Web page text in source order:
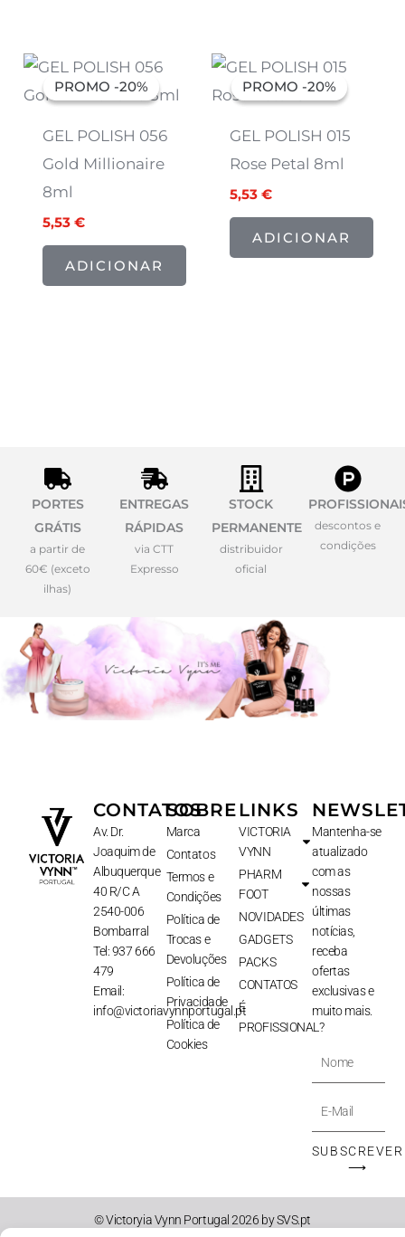
PROMO -20%
PROMO -20%
GEL POLISH 056
Gold Millionaire
8ml
O
preço
original
6,91 €.
5,53 €
O
preço
atual
5,53 €.
ADICIONAR
PROMO -20%
PROMO -20%
GEL POLISH 015
Rose Petal 8ml
O
preço
original
6,91 €.
5,53€
O
preço
atual
5,53 €.
ADICIONAR
PORTES
GRÁTIS
a partir de
60€ (exceto
ilhas)
ENTREGAS
RÁPIDAS
via CTT
Expresso
STOCK
PERMANENTE
distribuidor
oficial
descontos e
condições
CONTATOS
Av. Dr.
Joaquim de
Albuquerque
40 R/C A
2540-006
Bombarral
Tel: 937 666
479
Email:
info@victoriavynnportugal.pt
SOBRE
Marca
Contatos
Termos e
Condições
Política de
Trocas e
Devoluções
Política de
Privacidade
Política de
Cookies
LINKS
VICTORIA
VYNN
PHARM
FOOT
NOVIDADES
GADGETS
PACKS
CONTATOS
É
PROFISSIONAL?
Mantenha-se
atualizado
com as
nossas
últimas
notícias,
receba
ofertas
exclusivas e
muito mais.
Nome
E-
Mail
SUBSCREVER
⟶
© Victoryia Vynn Portugal 2026 by SVS.pt